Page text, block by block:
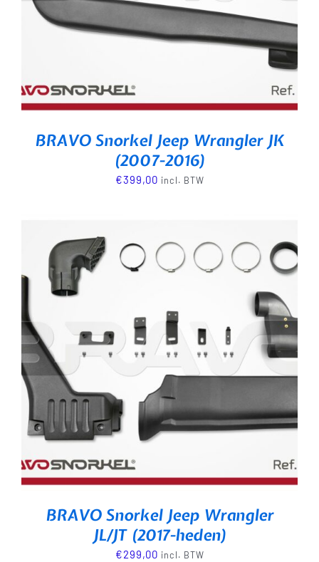
BRAVO Snorkel Jeep Wrangler JK
(2007-2016)
€399,00 incl. BTW
BRAVO Snorkel Jeep Wrangler
JL/JT (2017-heden)
€299,00 incl. BTW